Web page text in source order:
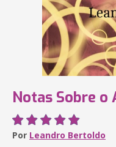
Notas Sobre o
Por Leandro Bertoldo